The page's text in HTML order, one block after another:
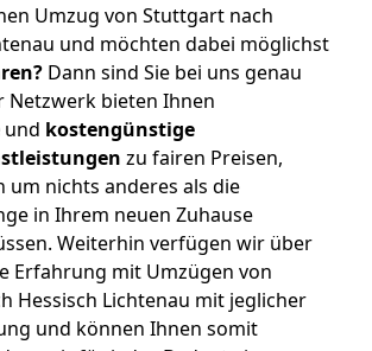
Umzug von Stuttgart nach
und möchten dabei möglichst
Dann sind Sie bei uns genau
Netzwerk bieten Ihnen
und kostengünstige
zu fairen Preisen,
um nichts anderes als die
in Ihrem neuen Zuhause
Weiterhin verfügen wir über
Erfahrung mit Umzügen von
Hessisch Lichtenau mit jeglicher
und können Ihnen somit